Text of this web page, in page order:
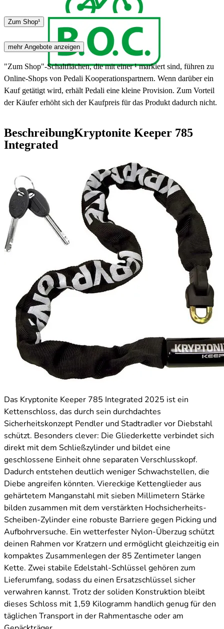
DHL
Zum Shop¹
mehr Angebote anzeigen
"Zum Shop"-Schaltflächen, die mit einer ¹ markiert sind, führen zu
Online-Shops von Pedali Kooperationspartnern. Wenn darüber ein
Kauf getätigt wird, erhält Pedali eine kleine Provision. Zum Vorteil
der Käufer erhöht sich der Kaufpreis für das Produkt dadurch nicht.
BeschreibungKryptonite Keeper 785
Integrated
Das Kryptonite Keeper 785 Integrated 2025 ist ein
Kettenschloss, das durch sein durchdachtes
Sicherheitskonzept Pendler und Stadtradler vor Diebstahl
schützt. Besonders clever: Die Gliederkette verbindet sich
direkt mit dem Schließzylinder und bildet eine
geschlossene Einheit ohne separaten Verschlusskopf.
Dadurch entstehen deutlich weniger Schwachstellen, die
Diebe angreifen könnten. Viereckige Kettenglieder aus
gehärtetem Manganstahl mit sieben Millimetern Stärke
bilden zusammen mit dem verstärkten Hochsicherheits-
Scheiben-Zylinder eine robuste Barriere gegen Picking und
Aufbohrversuche. Ein wetterfester Nylon-Überzug schützt
deinen Rahmen vor Kratzern und ermöglicht gleichzeitig ein
kompaktes Zusammenlegen der 85 Zentimeter langen
Kette. Zwei stabile Edelstahl-Schlüssel gehören zum
Lieferumfang, sodass du einen Ersatzschlüssel sicher
verwahren kannst. Trotz der soliden Konstruktion bleibt
dieses Schloss mit 1,59 Kilogramm handlich genug für den
täglichen Transport in der Rahmentasche oder am